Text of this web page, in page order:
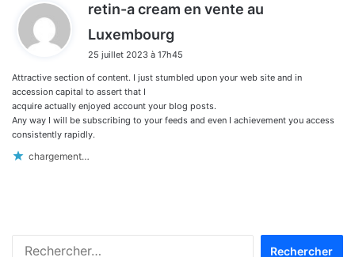
retin-a cream en vente au
Luxembourg
t
25 juillet 2023 à 17h45
Attractive section of content. I just stumbled upon your web site and in
accession capital to assert that I
acquire actually enjoyed account your blog posts.
Any way I will be subscribing to your feeds and even I achievement you access
consistently rapidly.
chargement…